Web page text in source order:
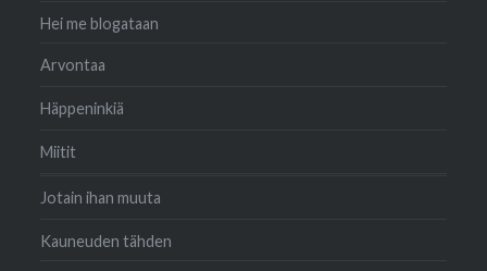
Hei me blogataan
Arvontaa
Häppeninkiä
Miitit
Jotain ihan muuta
Kauneuden tähden